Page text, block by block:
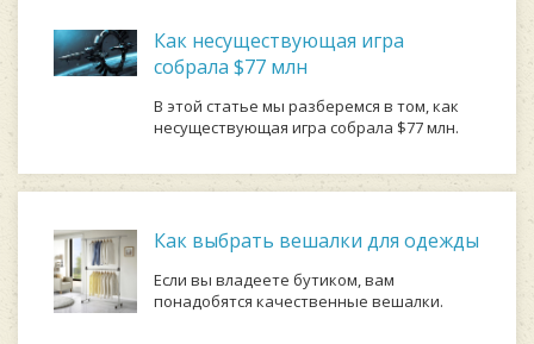
Как несуществующая игра
собрала $77 млн
В этой статье мы разберемся в том, как
несуществующая игра собрала $77 млн.
Как выбрать вешалки для одежды
Если вы владеете бутиком, вам
понадобятся качественные вешалки.